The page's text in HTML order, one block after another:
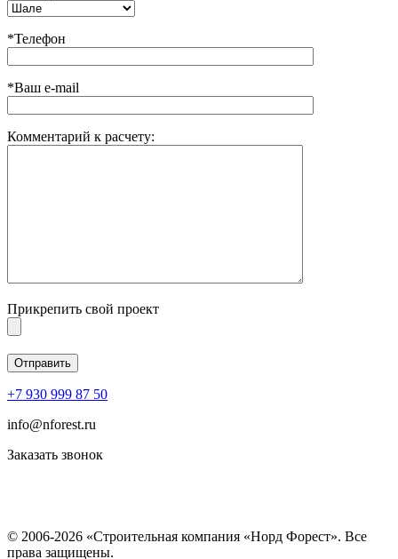
*Телефон
*Ваш e-mail
Комментарий к расчету:
Прикрепить свой проект
+7 930 999 87 50
info@nforest.ru
Заказать звонок
© 2006-2026 «Строительная компания «Норд Форест». Все
права защищены.